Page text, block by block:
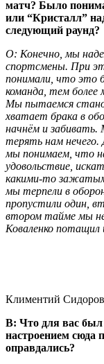
матч? Было
или “Кристалл”
следующий раунд?
О: Конечно, мы
спортсмены. При
понимали, что это
команда, тем более
Мы пытаемся
хватает брака в
начнём и забивать.
терять нам нечего.
мы понимаем, что
удовольствие,
какими-то
мы терпели в
пропустили один,
втором тайме мы
Коваленко потащил
Климентий
В: Что для вас
настроением сюда
оправдались?